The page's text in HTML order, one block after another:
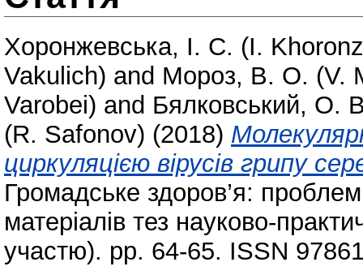
Хоронжевська, І. С. (I.
Vakulich) and Мороз, В. О. (V.
Varobei) and Бялковський, О.
(R. Safonov) (2018)
циркуляцією вірусів грипу
Громадське здоров’я:
матеріалів тез науково-
участю). pp. 64-65. ISSN